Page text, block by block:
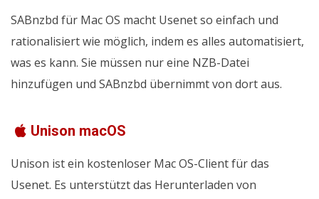
SABnzbd für Mac OS macht Usenet so einfach und
rationalisiert wie möglich, indem es alles automatisiert,
was es kann. Sie müssen nur eine NZB-Datei
hinzufügen und SABnzbd übernimmt von dort aus.
Unison macOS
Unison ist ein kostenloser Mac OS-Client für das
Usenet. Es unterstützt das Herunterladen von